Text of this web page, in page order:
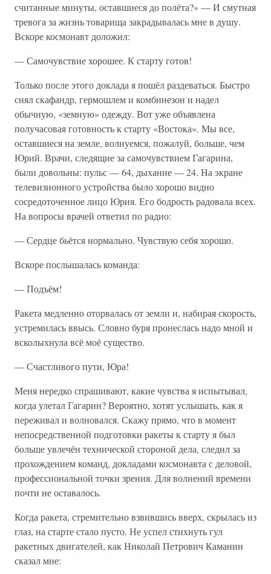
считанные минуты, оставшиеся до полёта?» — И смутная
тревога за жизнь товарища закрадывалась мне в душу.
Вскоре космонавт доложил:
— Самочувствие хорошее. К старту готов!
Только после этого доклада я пошёл раздеваться. Быстро
снял скафандр, гермошлем и комбинезон и надел
обычную, «земную» одежду. Вот уже объявлена
получасовая готовность к старту «Востока». Мы все,
оставшиеся на земле, волнуемся, пожалуй, больше, чем
Юрий. Врачи, следящие за самочувствием Гагарина,
были довольны: пульс — 64, дыхание — 24. На экране
телевизионного устройства было хорошо видно
сосредоточенное лицо Юрия. Его бодрость радовала всех.
На вопросы врачей ответил по радио:
— Сердце бьётся нормально. Чувствую себя хорошо.
Вскоре послышалась команда:
— Подъём!
Ракета медленно оторвалась от земли и, набирая скорость,
устремилась ввысь. Словно буря пронеслась надо мной и
всколыхнула всё моё существо.
— Счастливого пути, Юра!
Меня нередко спрашивают, какие чувства я испытывал,
когда улетал Гагарин? Вероятно, хотят услышать, как я
переживал и волновался. Скажу прямо, что в момент
непосредственной подготовки ракеты к старту я был
больше увлечён технической стороной дела, следил за
прохождением команд, докладами космонавта с деловой,
профессиональной точки зрения. Для волнений времени
почти не оставалось.
Когда ракета, стремительно взвившись вверх, скрылась из
глаз, на старте стало пусто. Не успел стихнуть гул
ракетных двигателей, как Николай Петрович Каманин
сказал мне: